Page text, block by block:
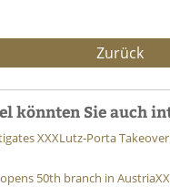
Zurück
könnten Sie auch
XXXLutz-Porta Takeover
50th branch in Austria